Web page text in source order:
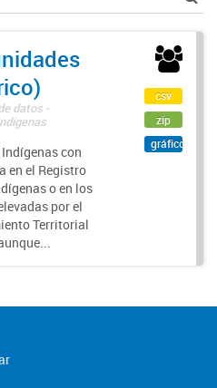
datos -
con
en el Registro
o en los
por el
Territorial
csv
zip
gráfico